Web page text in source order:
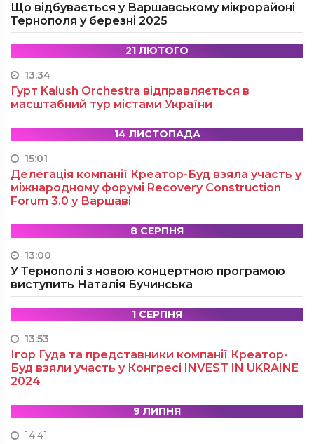
Що відбувається у Варшавському мікрорайоні
Тернополя у березні 2025
21 ЛЮТОГО
13:34
Гурт Kalush Orchestra відправляється в
масштабний тур містами України
14 ЛИСТОПАДА
15:01
Делегація компанії Креатор-Буд взяла участь у
міжнародному форумі Recovery Construction
Forum 3.0 у Варшаві
8 СЕРПНЯ
13:00
У Тернополі з новою концертною програмою
виступить Наталія Бучинська
1 СЕРПНЯ
13:53
Ігор Гуда та представники компанії Креатор-
Буд взяли участь у Конгресі INVEST IN UKRAINE
2024
9 ЛИПНЯ
14:41